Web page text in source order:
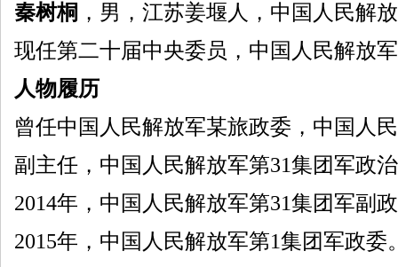
秦树桐 ，男，江苏姜堰人，中国人民解
现任第二十届中央委员，中国人民解放
人物履历
曾任中国人民解放军某旅政委，中国人
副主任，中国人民解放军第31集团军政
2014年，中国人民解放军第31集团军副
2015年，中国人民解放军第1集团军政委